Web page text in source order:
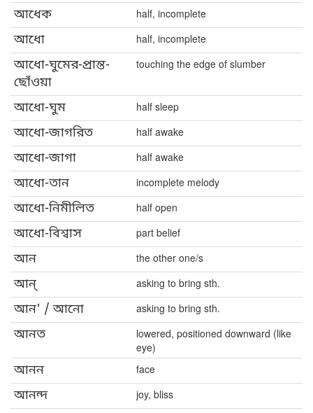
আধেক half, incomplete
আধো half, incomplete
আধো-ঘুমের-প্রান্ত-
ছোঁওয়া
touching the edge of slumber
আধো-ঘুম half sleep
আধো-জাগরিত half awake
আধো-জাগা half awake
আধো-তান incomplete melody
আধো-নিমীলিত half open
আধো-বিশ্বাস part belief
আন the other one/s
আন্ asking to bring sth.
আন' / আনো asking to bring sth.
আনত
lowered, positioned downward (like
eye)
আনন face
আনন্দ joy, bliss